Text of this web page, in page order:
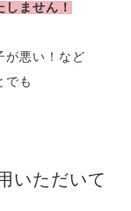
ません！
が悪い！など
でも
いただいて